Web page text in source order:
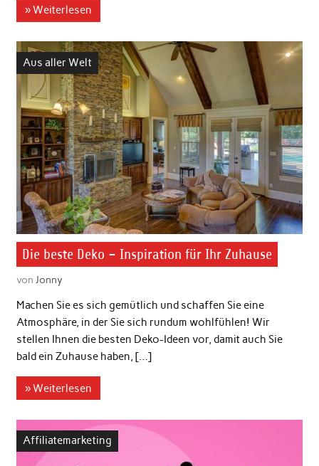
» Weiterlesen
Aus aller Welt
Die beste Deko – Inspiration für Ihr Zuhause
von Jonny
Machen Sie es sich gemütlich und schaffen Sie eine
Atmosphäre, in der Sie sich rundum wohlfühlen! Wir
stellen Ihnen die besten Deko-Ideen vor, damit auch Sie
bald ein Zuhause haben, […]
» Weiterlesen
Affiliatemarketing